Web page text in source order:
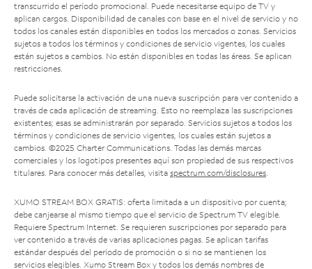
transcurrido el período promocional. Puede necesitarse equipo de TV y
aplican cargos. Disponibilidad de canales con base en el nivel de servicio y no
todos los canales están disponibles en todos los mercados o zonas. Servicios
sujetos a todos los términos y condiciones de servicio vigentes, los cuales
están sujetos a cambios. No están disponibles en todas las áreas. Se aplican
restricciones.
Puede solicitarse la activación de una nueva suscripción para ver contenido a
través de cada aplicación de streaming. Esto no reemplaza las suscripciones
existentes; esas se administrarán por separado. Servicios sujetos a todos los
términos y condiciones de servicio vigentes, los cuales están sujetos a
cambios. ©2025 Charter Communications. Todas las demás marcas
comerciales y los logotipos presentes aquí son propiedad de sus respectivos
titulares. Para conocer más detalles, visita spectrum.com/disclosures.
XUMO STREAM BOX GRATIS: oferta limitada a un dispositivo por cuenta;
debe canjearse al mismo tiempo que el servicio de Spectrum TV elegible.
Requiere Spectrum Internet. Se requieren suscripciones por separado para
ver contenido a través de varias aplicaciones pagas. Se aplican tarifas
estándar después del período de promoción o si no se mantienen los
servicios elegibles. Xumo Stream Box y todos los demás nombres de